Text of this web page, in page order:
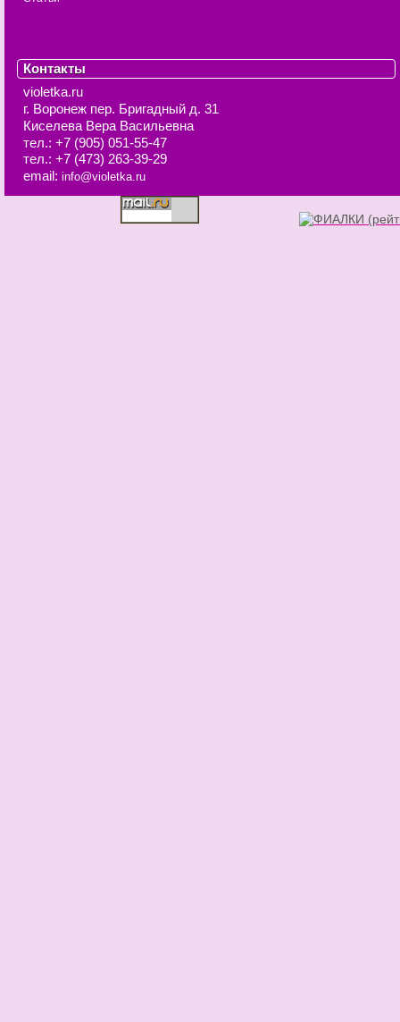
Контакты
violetka.ru
г. Воронеж пер. Бригадный д. 31
Киселева Вера Васильевна
тел.: +7 (905) 051-55-47
тел.: +7 (473) 263-39-29
email: info@violetka.ru